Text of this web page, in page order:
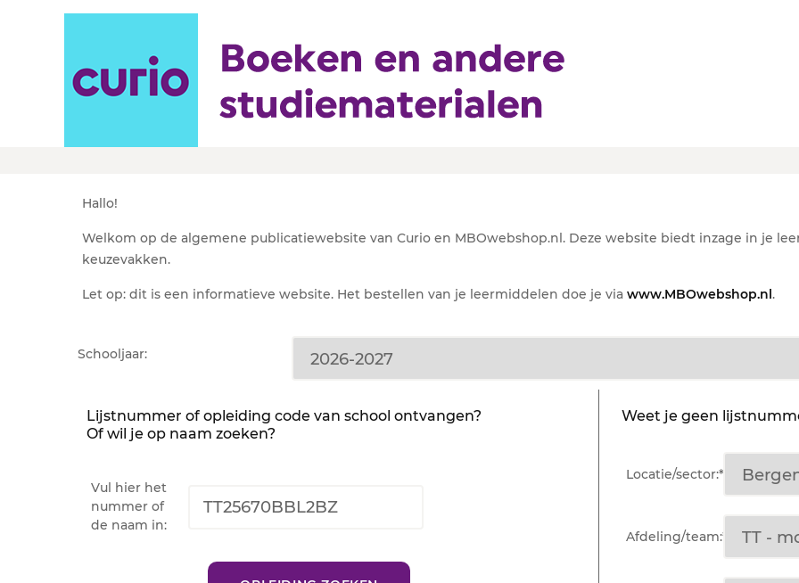
Leermiddelenlijst Curio
Hallo!
Welkom op de algemene publicatiewebsite van Curio en MBOwebshop.nl. Deze website biedt inzage in je
keuzevakken.
Let op: dit is een informatieve website. Het bestellen van je leermiddelen doe je via www.MBOwebshop.nl.
Schooljaar:
Lijstnummer of opleiding code van school ontvangen?
Of wil je op naam zoeken?
Vul hier het
nummer of
de naam in:
Weet je geen
Locatie/sector:*
Afdeling/team:*